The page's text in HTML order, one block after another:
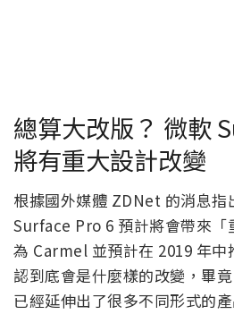
總算大改版？ 微軟
將有重大設計改變
根據國外媒體 ZDNet 的消息指
Surface Pro 6 預計將會帶來「
為 Carmel 並預計在 2019 年中
認到底會是什麼樣的改變，畢
已經延伸出了很多不同形式的產